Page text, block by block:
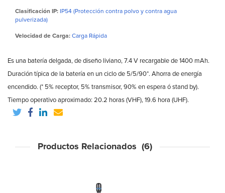
Clasificación IP: IP54 (Protección contra polvo y contra agua
pulverizada)
Velocidad de Carga: Carga Rápida
Es una batería delgada, de diseño liviano, 7.4 V recargable de 1400 mAh.
Duración típica de la batería en un ciclo de 5/5/90*. Ahorra de energía
encendido. (* 5% receptor, 5% transmisor, 90% en espera ó stand by).
Tiempo operativo aproximado: 20.2 horas (VHF), 19.6 hora (UHF).
Productos Relacionados (6)